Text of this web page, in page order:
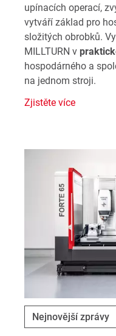
upínacích operací,
vytváří základ pro
složitých obrobků.
MILLTURN v
hospodárného a
na jednom stroji.
Zjistěte více
Nejnovější zprávy